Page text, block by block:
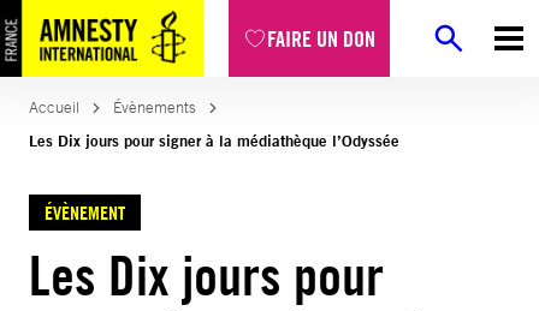
FAIRE UN DON
Accueil
Évènements
Les Dix jours pour signer à la médiathèque l’Odyssée
ÉVÈNEMENT
Les Dix jours pour